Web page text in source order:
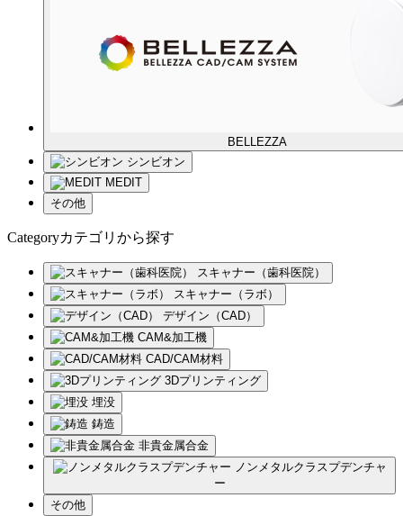
BELLEZZA
シンビオン
MEDIT
その他
Categoryカテゴリ から探す
スキャナー（歯科医院）
スキャナー（ラボ）
デザイン（CAD）
CAM&加工機
CAD/CAM材料
3Dプリンティング
埋没
鋳造
非貴金属合金
ノンメタルクラスプデンチャ
ー
その他